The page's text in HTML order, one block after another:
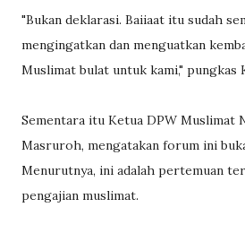
"Bukan deklarasi. Baiiaat itu sudah
mengingatkan dan menguatkan
Muslimat bulat untuk kami," pungkas
Sementara itu Ketua DPW Muslimat
Masruroh, mengatakan forum ini
Menurutnya, ini adalah pertemuan
pengajian muslimat.